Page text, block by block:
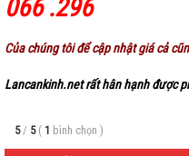
066 .296
Của chúng tôi để cập nhật giá cả
Lancankinh.net rất hân hạnh được
5 / 5 ( 1 bình chọn )